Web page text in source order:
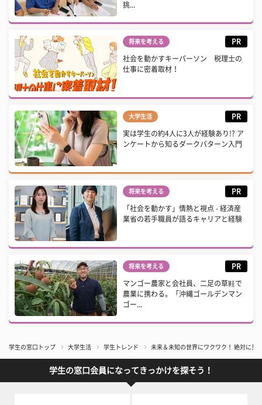
挑...
将来を考える PR
社会を動かすキーパーソン 税理士の
仕事に密着取材！
大学生活 PR
実は学生の約4人に3人が経験あり!? ア
ンケートから知るダークパターン入門
将来を考える PR
「社会を動かす」情熱と視点 - 経済産
業省の若手職員が語るキャリアと経験
将来を考える PR
マンゴー農家と会社員、二足の草鞋で
農業に携わる。「沖縄ゴールデンマン
ゴー...
学生の窓口トップ 大学生活 学生トレンド 未来＆未知の世界にワクワク！ 絶対に見
学生の窓口会員になってきっかけを探そう！